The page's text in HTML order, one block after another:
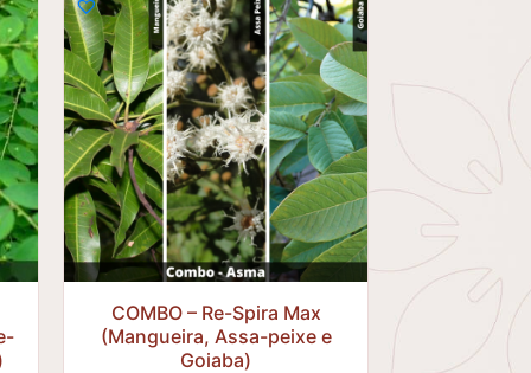
COMBO – Re-Spira Max
(Mangueira, Assa-peixe e
Goiaba)
R$